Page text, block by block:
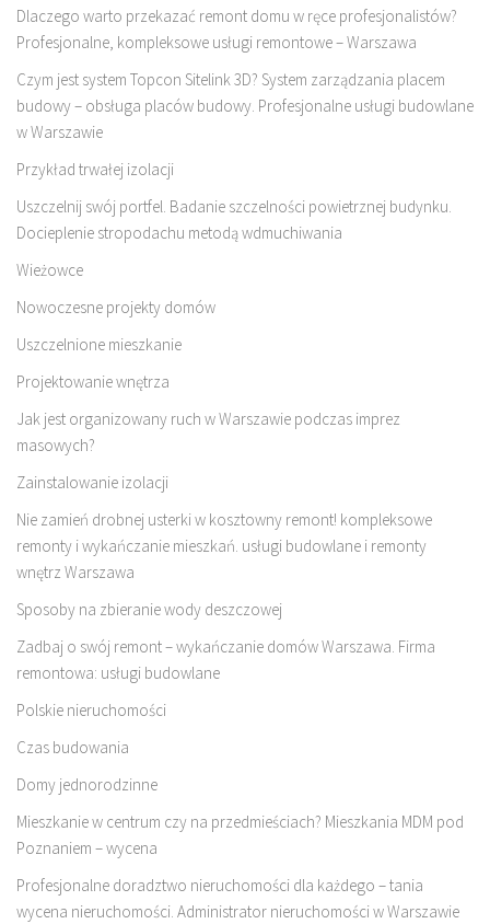
Dlaczego warto przekazać remont domu w ręce profesjonalistów?
Profesjonalne, kompleksowe usługi remontowe – Warszawa
Czym jest system Topcon Sitelink 3D? System zarządzania placem
budowy – obsługa placów budowy. Profesjonalne usługi budowlane
w Warszawie
Przykład trwałej izolacji
Uszczelnij swój portfel. Badanie szczelności powietrznej budynku.
Docieplenie stropodachu metodą wdmuchiwania
Wieżowce
Nowoczesne projekty domów
Uszczelnione mieszkanie
Projektowanie wnętrza
Jak jest organizowany ruch w Warszawie podczas imprez
masowych?
Zainstalowanie izolacji
Nie zamień drobnej usterki w kosztowny remont! kompleksowe
remonty i wykańczanie mieszkań. usługi budowlane i remonty
wnętrz Warszawa
Sposoby na zbieranie wody deszczowej
Zadbaj o swój remont – wykańczanie domów Warszawa. Firma
remontowa: usługi budowlane
Polskie nieruchomości
Czas budowania
Domy jednorodzinne
Mieszkanie w centrum czy na przedmieściach? Mieszkania MDM pod
Poznaniem – wycena
Profesjonalne doradztwo nieruchomości dla każdego – tania
wycena nieruchomości. Administrator nieruchomości w Warszawie